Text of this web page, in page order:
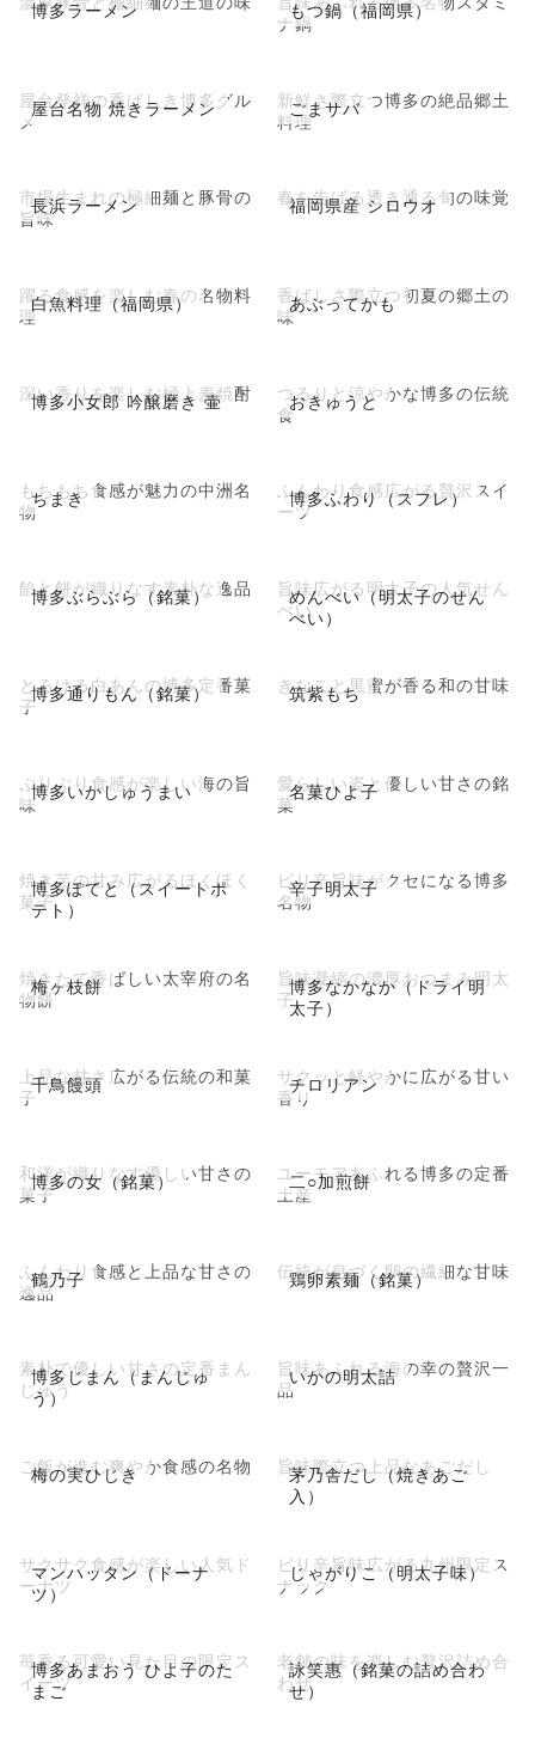
博多ラーメン もつ鍋（福岡県）
ナ鍋
屋台名物 焼きラーメン
屋台発祥の香ばしき博多グル
メ
ごまサバ
新鮮さ際立つ博多の絶品郷土
料理
長浜ラーメン
市場生まれの極細麺と豚骨の
旨味
福岡県産 シロウオ
春を告げる透き通る旬の味覚
白魚料理（福岡県）
躍る食感を楽しむ春の名物料
理
あぶってかも
香ばしさ際立つ初夏の郷土の
味
博多小女郎 吟醸磨き 壷
深い香りを楽しむ極上麦焼酎 おきゅうと
つるりと涼やかな博多の伝統
食
ちまき
もちもち食感が魅力の中洲名
物
博多ふわり（スフレ）
ふんわり食感広がる贅沢スイ
ーツ
博多ぶらぶら（銘菓）
餡と餅が織りなす素朴な逸品
めんべい（明太子のせん
べい）
旨味広がる明太子の人気せん
べい
博多通りもん（銘菓）
とろける白あんの博多定番菓
子
筑紫もち
きなこと黒蜜が香る和の甘味
博多いかしゅうまい
ぷりぷり食感が楽しい海の旨
味
名菓ひよ子
愛らしい姿と優しい甘さの銘
菓
博多ぽてと（スイートポ
テト）
焼き芋の甘み広がるほくほく
菓子
辛子明太子
ピリ辛旨味がクセになる博多
名物
梅ヶ枝餅
焼きたて香ばしい太宰府の名
物餅
博多なかなか（ドライ明
太子）
旨味凝縮の濃厚おつまみ明太
子
千鳥饅頭
上品な甘さ広がる伝統の和菓
子
チロリアン
サクッと軽やかに広がる甘い
香り
博多の女（銘菓）
和洋が織りなす優しい甘さの
菓子
二○加煎餅
ユーモアあふれる博多の定番
土産
鶴乃子
ふんわり食感と上品な甘さの
逸品
鶏卵素麺（銘菓）
伝統が息づく卵の繊細な甘味
博多じまん（まんじゅ
う）
素朴で優しい甘さの定番まん
じゅう
いかの明太詰
旨味あふれる海の幸の贅沢一
品
梅の実ひじき
ご飯が進む爽やか食感の名物
茅乃舎だし（焼きあご
入）
旨味際立つ上品なあごだし
マンハッタン（ドーナ
ツ）
サクサク食感が楽しい人気ド
ーナツ
じゃがりこ（明太子味）
ピリ辛旨味広がる九州限定ス
ナック
博多あまおう ひよ子のた
まご
苺香る可愛い見た目の限定ス
イーツ
詠笑惠（銘菓の詰め合わ
せ）
老舗の味を楽しむ贅沢詰め合
わせ